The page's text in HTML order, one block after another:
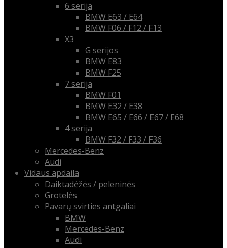
6 serija
BMW E63 / E64
BMW F06 / F12 / F13
X3
G serijos
BMW E83
BMW F25
7 serija
BMW F01
BMW E32 / E38
BMW E65 / E66 / E67 / E68
4 serija
BMW F32 / F33 / F36
Mercedes-Benz
Audi
Vidaus apdaila
Daiktadėžės / peleninės
Grotelės
Pavarų svirties antgaliai
BMW
Mercedes-Benz
Audi